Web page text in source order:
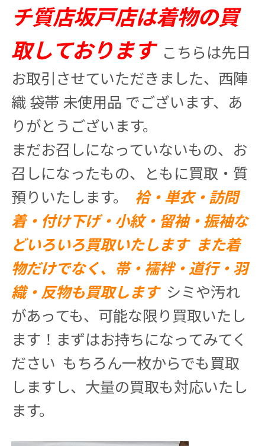
チ質店坂戸店は着物の買
取しております こちらは先日
お取引させていただきました、西陣
織 袋帯 未使用品 でございます、あ
りがとうございます。
まだお召しになっていないもの、お
召しになったもの、ともに買取・質
預りいたします。
袷・単衣・訪問
着・付け下げ・小紋・留袖・振袖な
どいろいろ買取いたします また着
物だけでなく、帯・襦袢・道行・羽
織・反物も買取します シミや汚れ
があっても、可能な限り買取いたし
ます！まずはお持ちになってみてく
ださい もちろん一枚からでも買取
しますし、大量の買取も対応いたし
ます。